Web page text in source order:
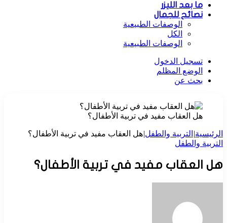
ما بعد الليزر
نصائح للجمال
الوصفات الطبيعية
الكل
الوصفات الطبيعية
تسجيل الدخول
الوضع المظلم
بحث عن
هل العقاب مفيد في تربية الأطفال؟
الرئيسية| التربية والطفل|هل العقاب مفيد في تربية الأطفال؟
التربية والطفل
هل العقاب مفيد في تربية الأطفال؟